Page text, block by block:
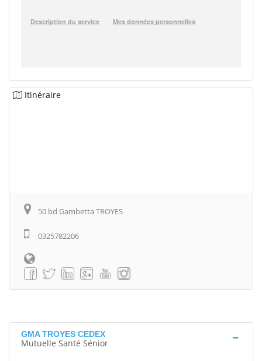
Itinéraire
50 bd Gambetta TROYES
0325782206
GMA TROYES CEDEX
Mutuelle Santé Sénior